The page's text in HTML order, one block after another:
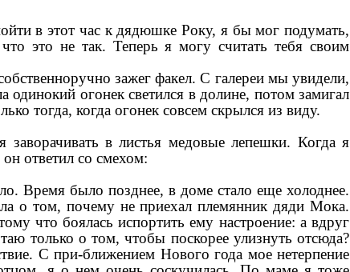
в этот час к дядюшке Року, я бы мог подумать,
это не так. Теперь я могу считать тебя своим
зажег факел. С галереи мы увидели,
одинокий огонек светился в долине, потом замигал
тогда, когда огонек совсем скрылся из виду.
в листья медовые лепешки. Когда я
ответил со смехом:
Время было позднее, в доме стало еще холоднее.
о том, почему не приехал племянник дяди Мока.
что боялась испортить ему настроение: а вдруг
только о том, чтобы поскорее улизнуть отсюда?
С при-ближением Нового года мое нетерпение